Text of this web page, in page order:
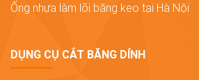
Ống nhựa làm lõi băng keo tại Hà Nội
DỤNG CỤ CẮT BĂNG DÍNH